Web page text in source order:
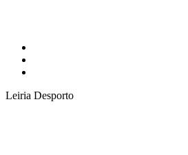
Leiria Desporto